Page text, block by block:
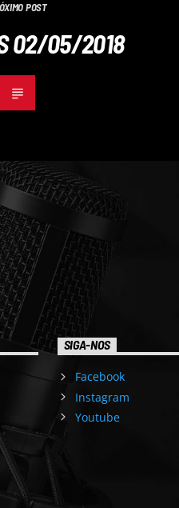
POST
02/05/2018
SIGA-NOS
Facebook
Instagram
Youtube